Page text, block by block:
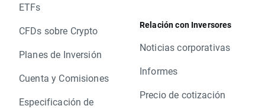
ETFs
CFDs sobre Crypto
Planes de Inversión
Cuenta y Comisiones
Especificación de
Relación con Inversores
Noticias corporativas
Informes
Precio de cotización